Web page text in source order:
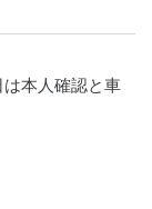
本人確認と車